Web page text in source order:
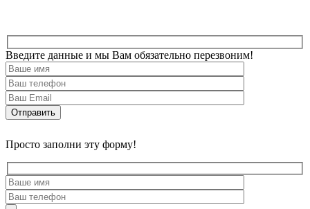
Введите данные и мы Вам обязательно перезвоним!
Просто заполни эту форму!